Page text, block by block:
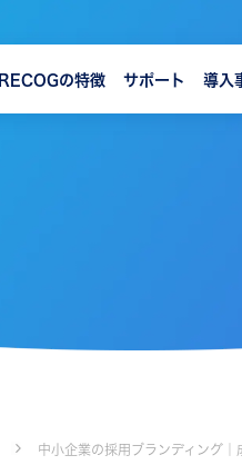
RECOGの特徴 サポート 導入
中小企業の採用ブランディング